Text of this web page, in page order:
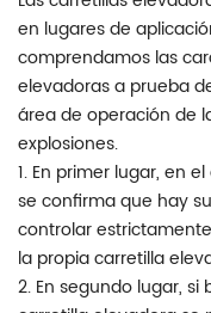
en lugares de
comprendamos las
elevadoras a prueba
área de operación de
explosiones.
1. En primer lugar, en
se confirma que hay
controlar
la propia carretilla
2. En segundo lugar,